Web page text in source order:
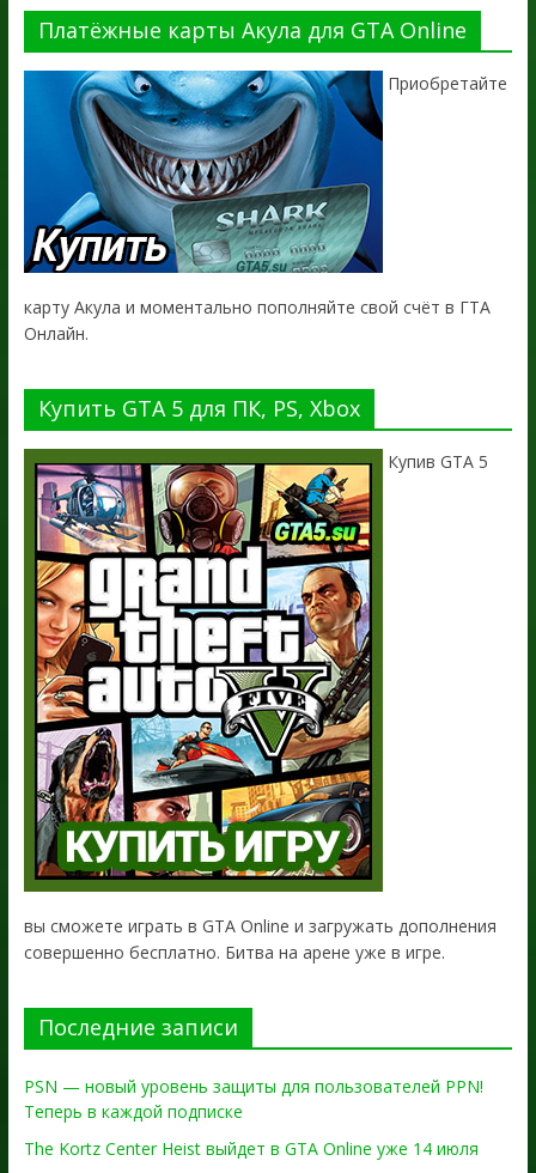
Платёжные карты Акула для GTA Online
Приобретайте
карту Акула и моментально пополняйте свой счёт в ГТА
Онлайн.
Купить GTA 5 для ПК, PS, Xbox
Купив GTA 5
вы сможете играть в GTA Online и загружать дополнения
совершенно бесплатно. Битва на арене уже в игре.
Последние записи
PSN — новый уровень защиты для пользователей PPN!
Теперь в каждой подписке
The Kortz Center Heist выйдет в GTA Online уже 14 июля